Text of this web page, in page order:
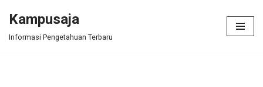
Skip
Kampusaja
Informasi Pengetahuan Terbaru